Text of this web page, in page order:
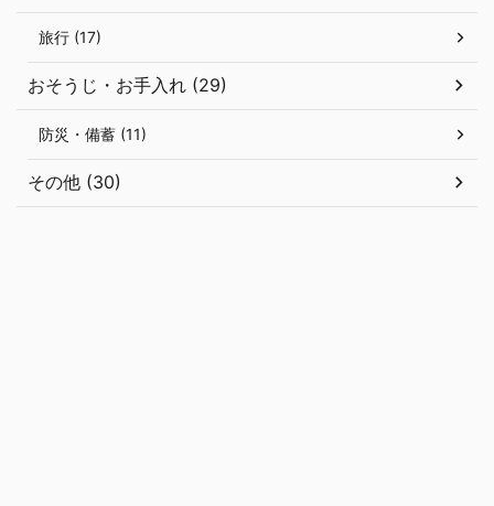
旅行 (17)
おそうじ・お手入れ (29)
防災・備蓄 (11)
その他 (30)